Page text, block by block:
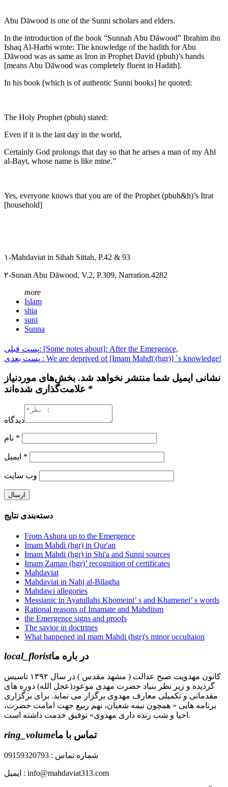
Abu Dāwood is one of the Sunni scholars and elders.
In the introduction of the book “Sunnah Abu Dāwood” Ibrahim ibn
Ishaq Al-Harbi wrote: The knowledge of the hadith for Abu
Dāwood was as same as Iron in Prophet David (pbuh)’s hands
[means Abu Dāwood was completely fluent in Hadith].
In his book [which is of authentic Sunni books] he quoted:
The Holy Prophet (pbuh) stated:
Even if it is the last day in the world,
Certainly God prolongs that day so that he arises a man of my Ahl
al-Bayt, whose name is like mine.”
Yes, everyone knows that you are of the Prophet (pbuh&h)’s Itrat
[household]
۱-Mahdaviat in Sihah Sittah, P.42 & 93
۲-Sunan Abu Dāwood, V.2, P.309, Narration.4282
more
Islam
shia
suni
Sunna
پست قبلی: [Some notes about]: After the Emergence,
پست بعدی : We are deprived of [Imam Mahdī (hgr)] `s knowledge!
نشانی ایمیل شما منتشر نخواهد شد. بخش‌های موردنیاز
علامت‌گذاری شده‌اند *
دیدگاه
*
*
وب‌ سایت
دسته‌بندی نتایج
From Ashura up to the Emergence
Imam Mahdi (hgr) in Qur'an
Imam Mahdi (hgr) in Shi'a and Sunni sources
Imam Zaman (hgr)’ recognition of certificates
Mahdaviat
Mahdaviat in Nahj al-Bilagha
Mahdawi allegories
Messianic in Ayatullahs Khomeini’ s and Khamenei’ s words
Rational reasons of Imamate and Mahdiism
the Emergence signs and proofs
The savior in doctrines
What happened inI mam Mahdi (hgr)'s minor occultaion
local_floristدر باره ما
کانون مهدویت صبح عدالت ( مشهد مقدس ) در سال ۱۳۹۲ تاسیس
گردیده و زیر نظر بنیاد حضرت مهدی موعود(عجل الله) دوره های
مقدماتی و تکمیلی معارف مهدوی برگزار می نماید. برای برگزاری
برنامه هایی « همچون نیمه شعبان، نهم ربیع جهت امامت حضرت،
احیا و شب زنده داری مهدوی» توفیق خدمت داشته است.
ring_volumeتماس با ما
شماره تماس : 09159320793
ایمیل : info@mahdaviat313.com